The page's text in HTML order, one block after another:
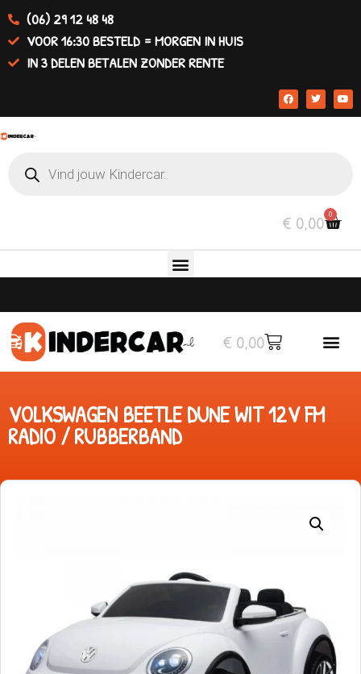
(06) 29 12 48 48
VOOR 16:30 BESTELD = MORGEN IN HUIS
IN 3 DELEN BETALEN ZONDER RENTE
€ 0,00 0
€ 0,00
VOLKSWAGEN BEETLE DUNE WIT 12V FM
RADIO / RUBBERBAND